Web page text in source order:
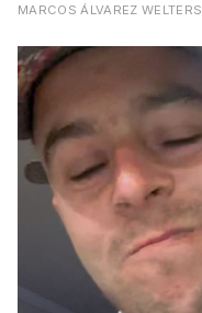
MARCOS ÁLVAREZ WELTERS